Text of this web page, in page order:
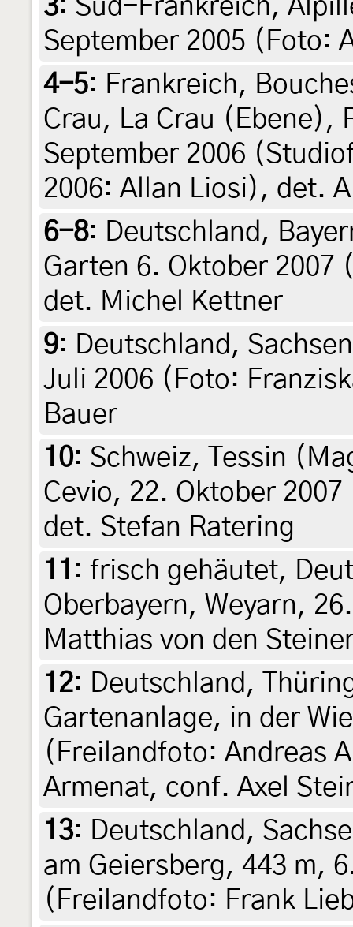
3: Süd-Frankreich,
September 2005 (Foto:
4-5: Frankreich,
Crau, La Crau (Ebene),
September 2006
2006: Allan Liosi), det.
6-8: Deutschland,
Garten 6. Oktober
det. Michel Kettner
9: Deutschland,
Juli 2006 (Foto:
Bauer
10: Schweiz, Tessin
Cevio, 22. Oktober
det. Stefan Ratering
11 : frisch gehäutet,
Oberbayern, Weyarn,
Matthias von den
12: Deutschland,
Gartenanlage, in der
(Freilandfoto: Andreas
Armenat, conf. Axel
13: Deutschland,
am Geiersberg, 443 m,
(Freilandfoto: Frank